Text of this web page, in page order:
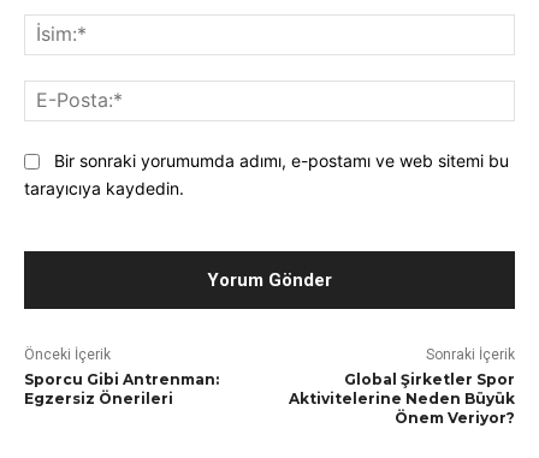
Bir sonraki yorumumda adımı, e-postamı ve web sitemi bu
tarayıcıya kaydedin.
Önceki İçerik
Sporcu Gibi Antrenman:
Egzersiz Önerileri
Sonraki İçerik
Global Şirketler Spor
Aktivitelerine Neden Büyük
Önem Veriyor?